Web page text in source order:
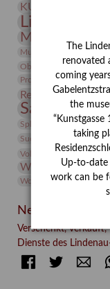
KUNSTWAND
Lindenau-
Museumspädagogik
Objekt im Fokus
Paul
Provenienz
Restaurierung
Sammlung
Sphinx
studio
Suermondt-Ludwig-
Volontariat
Walter
Werkbetrachtung
Wolf und Hund
Neueste Beiträge
Verschenkt,
Dienste des
FacebookTwitter E-
The
renovated
coming
the
“Kunstgasse
taking
Up-to-
work can be